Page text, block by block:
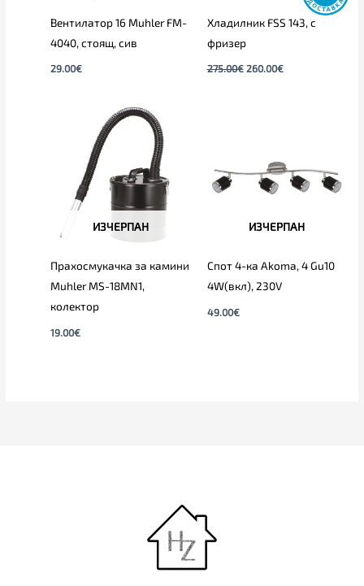
Вентилатор 16 Muhler FM-
4040, стоящ, сив
29.00€
Хладилник FSS 143, с
фризер
275.00€ 260.00€
ИЗЧЕРПАН
Прахосмукачка за камини
Muhler MS-18MN1,
колектор
19.00€
ИЗЧЕРПАН
Спот 4-ка Akoma, 4 Gu10
4W(вкл), 230V
49.00€